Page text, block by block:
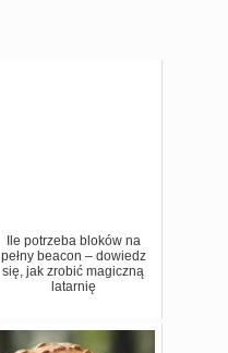
Ile potrzeba bloków na
pełny beacon – dowiedz
się, jak zrobić magiczną
latarnię